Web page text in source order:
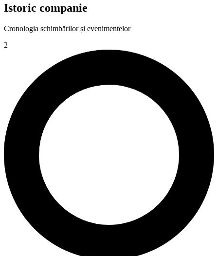
Istoric companie
Cronologia schimbărilor și evenimentelor
2